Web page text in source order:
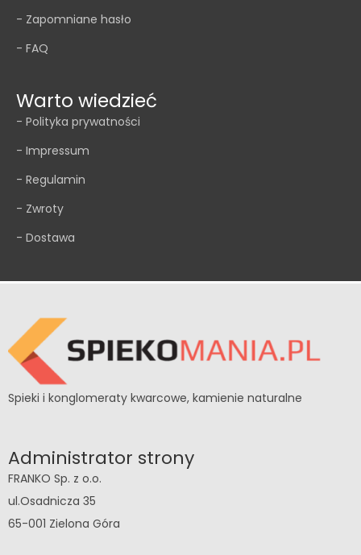
- Zapomniane hasło
- FAQ
Warto wiedzieć
- Polityka prywatności
- Impressum
- Regulamin
- Zwroty
- Dostawa
Spieki i konglomeraty kwarcowe, kamienie naturalne
Administrator strony
FRANKO Sp. z o.o.
ul.Osadnicza 35
65-001 Zielona Góra